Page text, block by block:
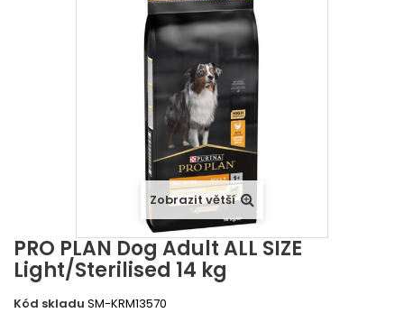
Zobrazit větší
PRO PLAN Dog Adult ALL SIZE
Light/Sterilised 14 kg
Kód skladu SM-KRM13570